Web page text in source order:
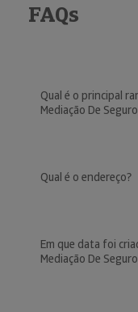
FAQs
Qual é o principal
Mediação De
Qual é o endereço?
Em que data foi
Mediação De